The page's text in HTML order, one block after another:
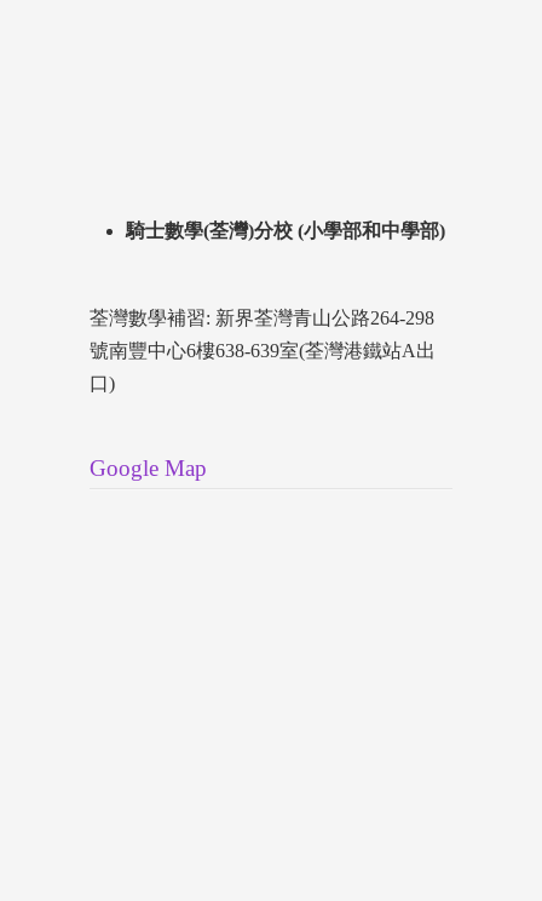
騎士數學(荃灣)分校 (小學部和中學部)
荃灣數學補習: 新界荃灣青山公路264-298
號南豐中心6樓638-639室(荃灣港鐵站A出
口)
Google Map